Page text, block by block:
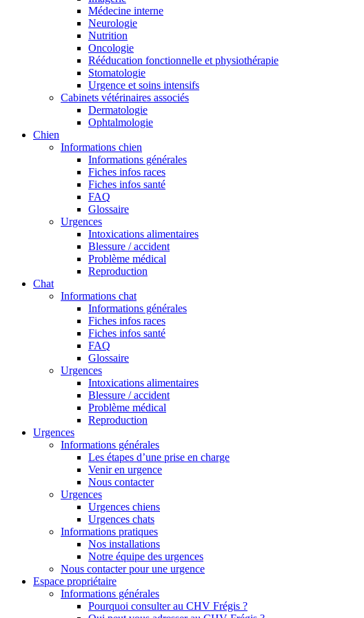
Médecine interne
Neurologie
Nutrition
Oncologie
Rééducation fonctionnelle et physiothérapie
Stomatologie
Urgence et soins intensifs
Cabinets vétérinaires associés
Dermatologie
Ophtalmologie
Chien
Informations chien
Informations générales
Fiches infos races
Fiches infos santé
FAQ
Glossaire
Urgences
Intoxications alimentaires
Blessure / accident
Problème médical
Reproduction
Chat
Informations chat
Informations générales
Fiches infos races
Fiches infos santé
FAQ
Glossaire
Urgences
Intoxications alimentaires
Blessure / accident
Problème médical
Reproduction
Urgences
Informations générales
Les étapes d’une prise en charge
Venir en urgence
Nous contacter
Urgences
Urgences chiens
Urgences chats
Informations pratiques
Nos installations
Notre équipe des urgences
Nous contacter pour une urgence
Espace propriétaire
Informations générales
Pourquoi consulter au CHV Frégis ?